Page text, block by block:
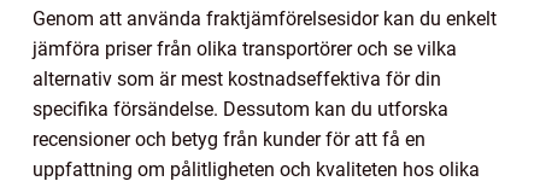
Genom att använda fraktjämförelsesidor kan du enkelt
jämföra priser från olika transportörer och se vilka
alternativ som är mest kostnadseffektiva för din
specifika försändelse. Dessutom kan du utforska
recensioner och betyg från kunder för att få en
uppfattning om pålitligheten och kvaliteten hos olika